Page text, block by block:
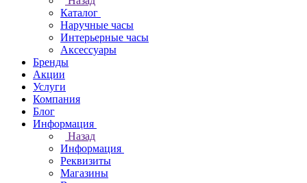
Каталог
Наручные часы
Интерьерные часы
Аксессуары
Бренды
Акции
Услуги
Компания
Блог
Информация
Назад
Информация
Реквизиты
Магазины